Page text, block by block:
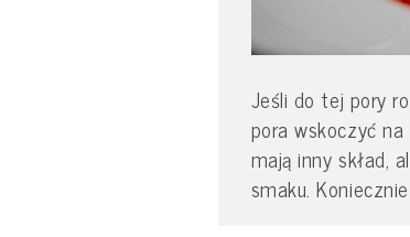
Jeśli do tej pory
pora wskoczyć
mają inny skład,
smaku.